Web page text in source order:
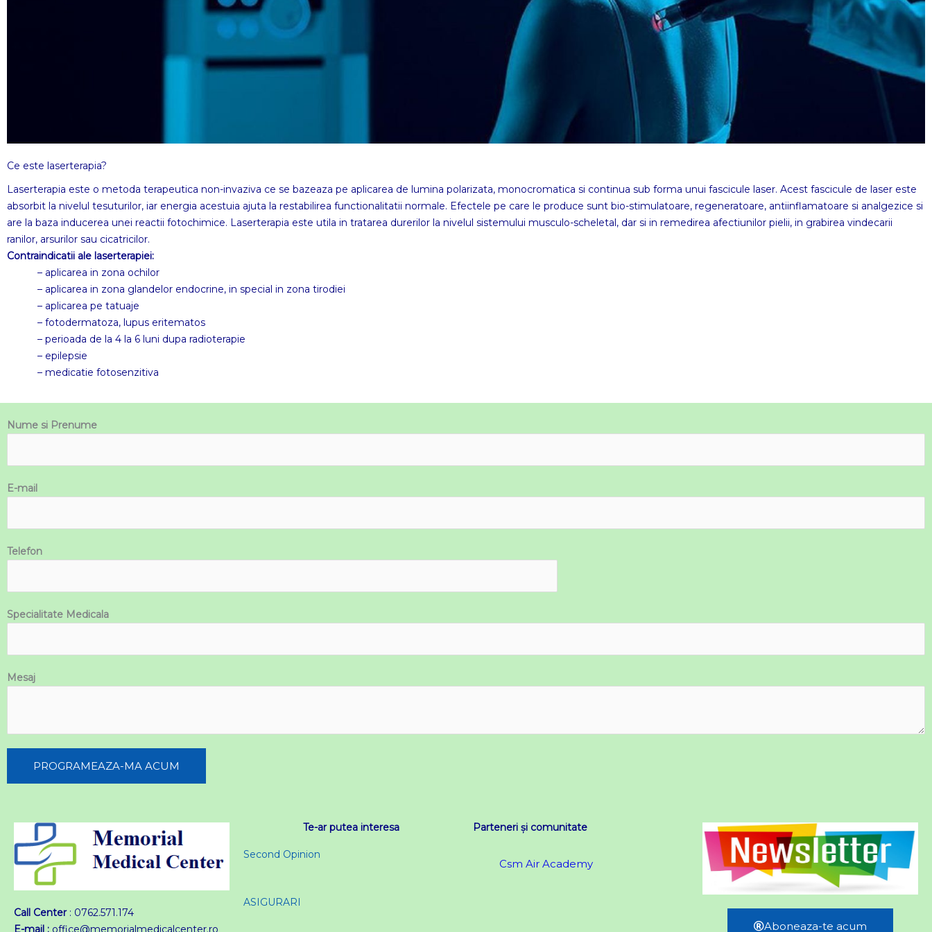
Ce este laserterapia?
Laserterapia este o metoda terapeutica non-invaziva ce se bazeaza pe aplicarea de lumina polarizata, monocromatica si continua sub forma unui fascicule laser. Acest fascicule de laser este
absorbit la nivelul tesuturilor, iar energia acestuia ajuta la restabilirea functionalitatii normale. Efectele pe care le produce sunt bio-stimulatoare, regeneratoare, antiinflamatoare si analgezice si
are la baza inducerea unei reactii fotochimice. Laserterapia este utila in tratarea durerilor la nivelul sistemului musculo-scheletal, dar si in remedirea afectiunilor pielii, in grabirea vindecarii
ranilor, arsurilor sau cicatricilor.
Contraindicatii ale laserterapiei:
– aplicarea in zona ochilor
– aplicarea in zona glandelor endocrine, in special in zona tirodiei
– aplicarea pe tatuaje
– fotodermatoza, lupus eritematos
– perioada de la 4 la 6 luni dupa radioterapie
– epilepsie
– medicatie fotosenzitiva
Nume si Prenume
E-mail
Telefon
Specialitate Medicala
Mesaj
PROGRAMEAZA-MA ACUM
Call Center: 0762.571.174
E-mail : office@memorialmedicalcenter.ro
Te-ar putea interesa
Second Opinion
ASIGURARI
Parteneri și comunitate
Csm Air Academy
Aboneaza-te acum